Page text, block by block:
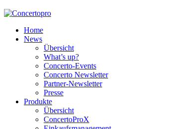
Home
News
Übersicht
What’s up?
Concerto-Events
Concerto Newsletter
Partner-Newsletter
Presse
Produkte
Übersicht
ConcertoProX